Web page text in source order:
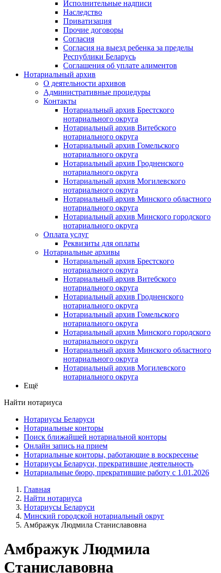
Исполнительные надписи
Наследство
Приватизация
Прочие договоры
Согласия
Согласия на выезд ребенка за пределы
Республики Беларусь
Соглашения об уплате алиментов
Нотариальный архив
О деятельности архивов
Административные процедуры
Контакты
Нотариальный архив Брестского
нотариального округа
Нотариальный архив Витебского
нотариального округа
Нотариальный архив Гомельского
нотариального округа
Нотариальный архив Гродненского
нотариального округа
Нотариальный архив Могилевского
нотариального округа
Нотариальный архив Минского областного
нотариального округа
Нотариальный архив Минского городского
нотариального округа
Оплата услуг
Реквизиты для оплаты
Нотариальные архивы
Нотариальный архив Брестского
нотариального округа
Нотариальный архив Витебского
нотариального округа
Нотариальный архив Гродненского
нотариального округа
Нотариальный архив Гомельского
нотариального округа
Нотариальный архив Минского городского
нотариального округа
Нотариальный архив Минского областного
нотариального округа
Нотариальный архив Могилевского
нотариального округа
Ещё
Найти нотариуса
Нотариусы Беларуси
Нотариальные конторы
Поиск ближайшей нотариальной конторы
Онлайн запись на прием
Нотариальные конторы, работающие в воскресенье
Нотариусы Беларуси, прекратившие деятельность
Нотариальные бюро, прекратившие работу с 1.01.2026
Главная
Найти нотариуса
Нотариусы Беларуси
Минский городской нотариальный округ
Амбражук Людмила Станиславовна
Амбражук Людмила
Станиславовна